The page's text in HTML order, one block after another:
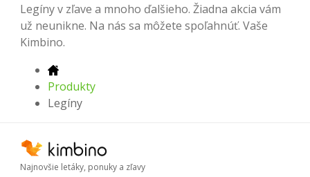
Legíny v zľave a mnoho ďalšieho. Žiadna akcia vám
už neunikne. Na nás sa môžete spoľahnúť. Vaše
Kimbino.
Produkty
Legíny
Najnovšie letáky, ponuky a zľavy